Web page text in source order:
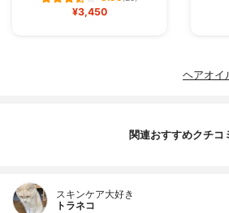
¥3,450
ヘアオイ
関連おすすめクチコ
スキンケア大好き
トラネコ